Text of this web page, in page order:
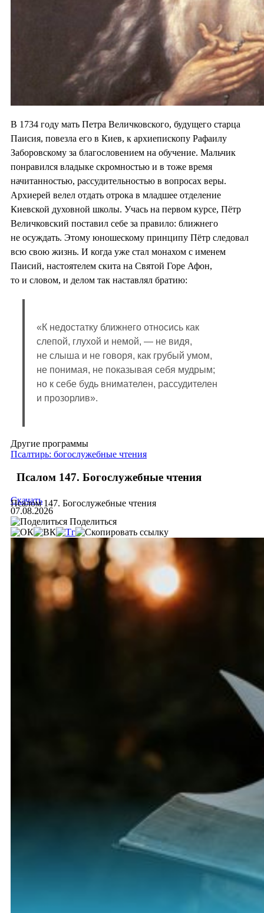
В 1734 году мать Петра Величковского, будущего старца
Паисия, повезла его в Киев, к архиепископу Рафаилу
Заборовскому за благословением на обучение. Мальчик
понравился владыке скромностью и в тоже время
начитанностью, рассудительностью в вопросах веры.
Архиерей велел отдать отрока в младшее отделение
Киевской духовной школы. Учась на первом курсе, Пётр
Величковский поставил себе за правило: ближнего
не осуждать. Этому юношескому принципу Пётр следовал
всю свою жизнь. И когда уже стал монахом с именем
Паисий, настоятелем скита на Святой Горе Афон,
то и словом, и делом так наставлял братию:
«К недостатку ближнего относись как
слепой, глухой и немой, — не видя,
не слыша и не говоря, как грубый умом,
не понимая, не показывая себя мудрым;
но к себе будь внимателен, рассудителен
и прозорлив».
Другие программы
Псалтирь: богослужебные чтения
Псалом 147. Богослужебные чтения
Псалом 147. Богослужебные чтения
Скачать
07.08.2026
Поделиться